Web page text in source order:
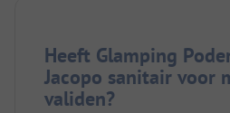
Heeft Glamping
Jacopo sanitair voor
validen?